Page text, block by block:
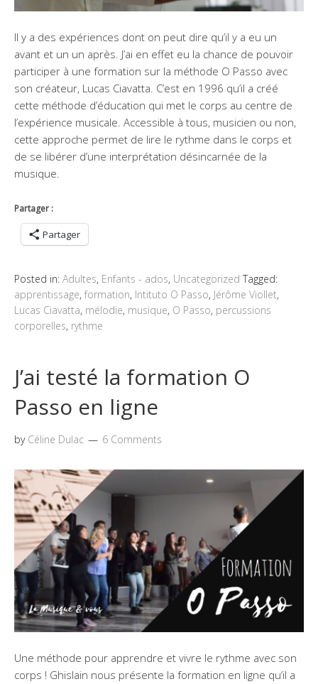
Il y a des expériences dont on peut dire qu’il y a eu un
avant et un un après. J’ai en effet eu la chance de pouvoir
participer à une formation sur la méthode O Passo avec
son créateur, Lucas Ciavatta. C’est en 1996 qu’il a créé
cette méthode d’éducation qui met le corps au centre de
l’expérience musicale. Accessible à tous, musicien ou non,
cette approche permet de lire le rythme dans le corps et
de se libérer d’une interprétation désincarnée de la
musique.
Partager :
Partager
Posted in: Adultes, Enfants - ados, Uncategorized Tagged:
apprentissage, formation, Intituto O Passo, Jérôme Viollet,
Lucas Ciavatta, mélodie, musique, O Passo, percussions
corporelles, rythme
J’ai testé la formation O
Passo en ligne
by Céline Dulac 6 Comments
Une méthode pour apprendre et vivre le rythme avec son
corps ! Ghislain nous présente la formation en ligne qu’il a